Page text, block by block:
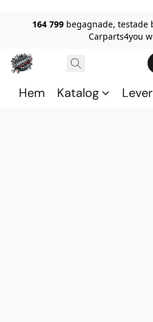
164 799 begagnade,
Carparts4you
Hem Katalog